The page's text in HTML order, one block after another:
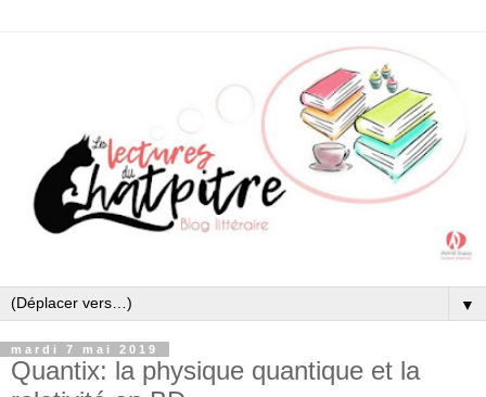
▼
mardi 7 mai 2019
Quantix: la physique quantique et la